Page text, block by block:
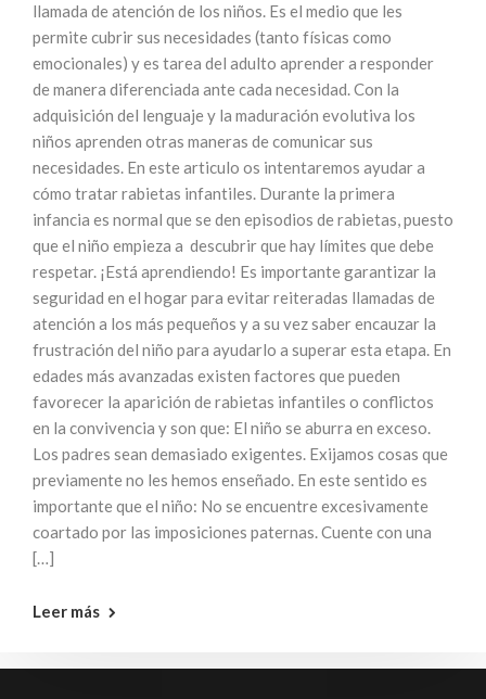
llamada de atención de los niños. Es el medio que les
permite cubrir sus necesidades (tanto físicas como
emocionales) y es tarea del adulto aprender a responder
de manera diferenciada ante cada necesidad. Con la
adquisición del lenguaje y la maduración evolutiva los
niños aprenden otras maneras de comunicar sus
necesidades. En este articulo os intentaremos ayudar a
cómo tratar rabietas infantiles. Durante la primera
infancia es normal que se den episodios de rabietas, puesto
que el niño empieza a descubrir que hay límites que debe
respetar. ¡Está aprendiendo! Es importante garantizar la
seguridad en el hogar para evitar reiteradas llamadas de
atención a los más pequeños y a su vez saber encauzar la
frustración del niño para ayudarlo a superar esta etapa. En
edades más avanzadas existen factores que pueden
favorecer la aparición de rabietas infantiles o conflictos
en la convivencia y son que: El niño se aburra en exceso.
Los padres sean demasiado exigentes. Exijamos cosas que
previamente no les hemos enseñado. En este sentido es
importante que el niño: No se encuentre excesivamente
coartado por las imposiciones paternas. Cuente con una
[…]
Leer más